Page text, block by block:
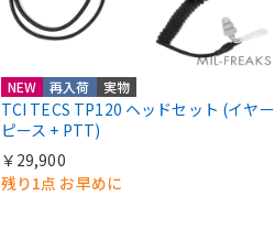
NEW 再入荷 実物
TCI TECS TP120 ヘッドセット (イヤー
ピース + PTT)
￥29,900
残り1点 お早めに